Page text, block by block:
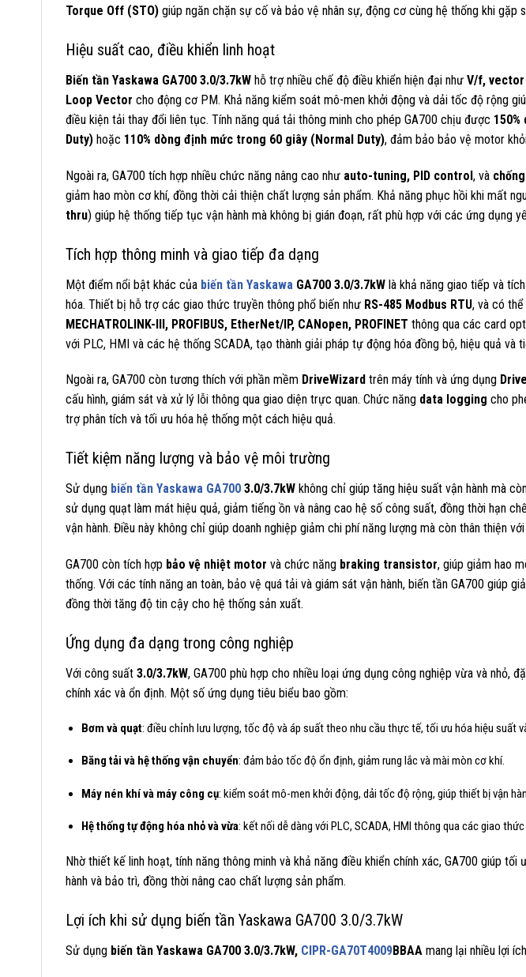
Torque Off (STO) giúp ngăn chặn sự cố và bảo vệ nhân sự, động cơ cùng hệ thống khi gặp
Hiệu suất cao, điều khiển linh hoạt
Biến tần Yaskawa GA700 3.0/3.7kW hỗ trợ nhiều chế độ điều khiển hiện đại như V/f, vector
Loop Vector cho động cơ PM. Khả năng kiểm soát mô-men khởi động và dải tốc độ rộng
điều kiện tải thay đổi liên tục. Tính năng quá tải thông minh cho phép GA700 chịu được
Duty) hoặc 110% dòng định mức trong 60 giây (Normal Duty), đảm bảo bảo vệ motor
Ngoài ra, GA700 tích hợp nhiều chức năng nâng cao như auto-tuning, PID control, và
giảm hao mòn cơ khí, đồng thời cải thiện chất lượng sản phẩm. Khả năng phục hồi khi mất
thru) giúp hệ thống tiếp tục vận hành mà không bị gián đoạn, rất phù hợp với các ứng dụng
Tích hợp thông minh và giao tiếp đa dạng
Một điểm nổi bật khác của biến tần Yaskawa GA700 3.0/3.7kW là khả năng giao tiếp và
hóa. Thiết bị hỗ trợ các giao thức truyền thông phổ biến như RS-485 Modbus RTU, và có
MECHATROLINK-III, PROFIBUS, EtherNet/IP, CANopen, PROFINET thông qua các card
với PLC, HMI và các hệ thống SCADA, tạo thành giải pháp tự động hóa đồng bộ, hiệu quả và
Ngoài ra, GA700 còn tương thích với phần mềm DriveWizard trên máy tính và ứng dụng
cấu hình, giám sát và xử lý lỗi thông qua giao diện trực quan. Chức năng data logging cho
trợ phân tích và tối ưu hóa hệ thống một cách hiệu quả.
Tiết kiệm năng lượng và bảo vệ môi trường
Sử dụng biến tần Yaskawa GA700 3.0/3.7kW không chỉ giúp tăng hiệu suất vận hành mà
sử dụng quạt làm mát hiệu quả, giảm tiếng ồn và nâng cao hệ số công suất, đồng thời hạn
vận hành. Điều này không chỉ giúp doanh nghiệp giảm chi phí năng lượng mà còn thân thiện
GA700 còn tích hợp bảo vệ nhiệt motor và chức năng braking transistor, giúp giảm hao
thống. Với các tính năng an toàn, bảo vệ quá tải và giám sát vận hành, biến tần GA700 giúp
đồng thời tăng độ tin cậy cho hệ thống sản xuất.
Ứng dụng đa dạng trong công nghiệp
Với công suất 3.0/3.7kW, GA700 phù hợp cho nhiều loại ứng dụng công nghiệp vừa và nhỏ,
chính xác và ổn định. Một số ứng dụng tiêu biểu bao gồm:
Bơm và quạt: điều chỉnh lưu lượng, tốc độ và áp suất theo nhu cầu thực tế, tối ưu hóa hiệu suất
Băng tải và hệ thống vận chuyển: đảm bảo tốc độ ổn định, giảm rung lắc và mài mòn cơ khí.
Máy nén khí và máy công cụ: kiểm soát mô-men khởi động, dải tốc độ rộng, giúp thiết bị vận
Hệ thống tự động hóa nhỏ và vừa: kết nối dễ dàng với PLC, SCADA, HMI thông qua các giao
Nhờ thiết kế linh hoạt, tính năng thông minh và khả năng điều khiển chính xác, GA700 giúp tối
hành và bảo trì, đồng thời nâng cao chất lượng sản phẩm.
Lợi ích khi sử dụng biến tần Yaskawa GA700 3.0/3.7kW
Sử dụng biến tần Yaskawa GA700 3.0/3.7kW, CIPR-GA70T4009BBAA mang lại nhiều lợi